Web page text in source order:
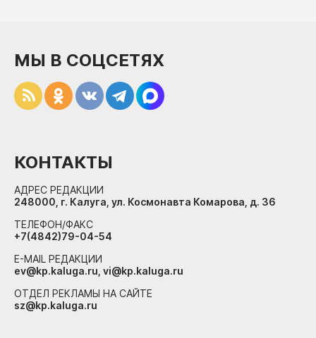
МЫ В СОЦСЕТЯХ
КОНТАКТЫ
АДРЕС РЕДАКЦИИ
248000, г. Калуга, ул. Космонавта Комарова, д. 36
ТЕЛЕФОН/ФАКС
+7(4842)79-04-54
E-MAIL РЕДАКЦИИ
ev@kp.kaluga.ru, vi@kp.kaluga.ru
ОТДЕЛ РЕКЛАМЫ НА САЙТЕ
sz@kp.kaluga.ru